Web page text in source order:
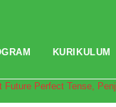
KURIKULUM
Future Perfect Tense,